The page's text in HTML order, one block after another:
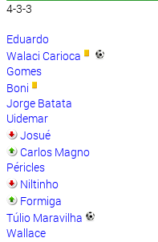
4-3-3
Eduardo
Walaci Carioca
Gomes
Boni
Jorge Batata
Uidemar
Josué
Carlos Magno
Péricles
Niltinho
Formiga
Túlio Maravilha
Wallace